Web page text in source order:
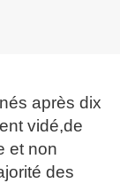
après dix
vidé,de
et non
des